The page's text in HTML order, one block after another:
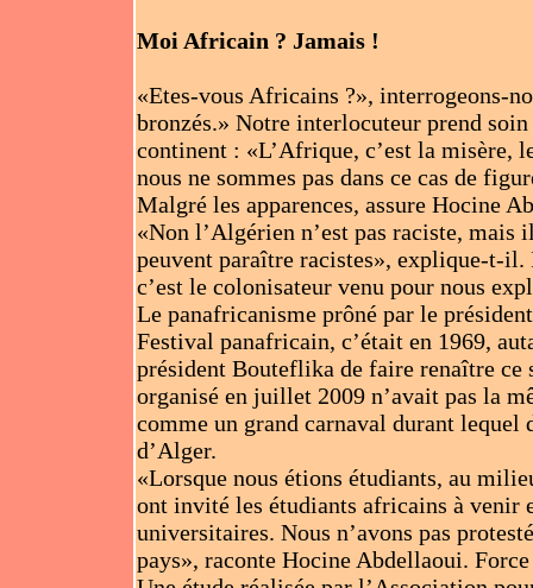
Moi Africain ? Jamais !
«Etes-vous Africains ?», interrogeons-
bronzés.» Notre interlocuteur prend
continent : «L’Afrique, c’est la misère,
nous ne sommes pas dans ce cas de
Malgré les apparences, assure Hocine
«Non l’Algérien n’est pas raciste,
peuvent paraître racistes», explique-t-
c’est le colonisateur venu pour nous
Le panafricanisme prôné par le
Festival panafricain, c’était en 1969,
président Bouteflika de faire renaître ce
organisé en juillet 2009 n’avait pas la
comme un grand carnaval durant
d’Alger.
«Lorsque nous étions étudiants, au
ont invité les étudiants africains à venir
universitaires. Nous n’avons pas
pays», raconte Hocine Abdellaoui.